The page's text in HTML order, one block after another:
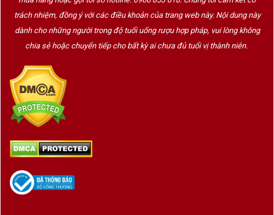
trách nhiệm, đồng ý với các điều khoản của trang web này. Nội dung này
dành cho những người trong độ tuổi uống rượu hợp pháp, vui lòng không
chia sẻ hoặc chuyển tiếp cho bất kỳ ai chưa đủ tuổi vị thành niên.